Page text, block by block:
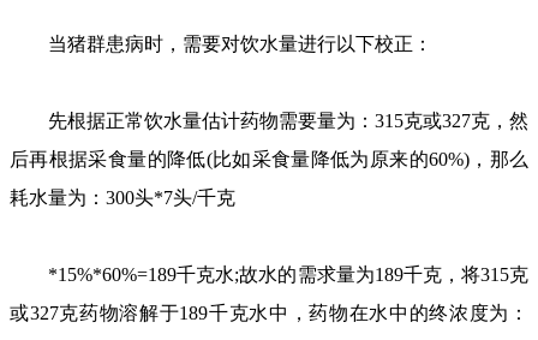
当猪群患病时，需要对饮水量进行以下校正：
先根据正常饮水量估计药物需要量为：315克或327克，然
后再根据采食量的降低(比如采食量降低为原来的60%)，那么
耗水量为：300头*7头/千克
*15%*60%=189千克水;故水的需求量为189千克，将315克
或327克药物溶解于189千克水中，药物在水中的终浓度为：